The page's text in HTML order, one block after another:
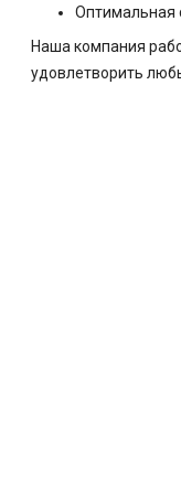
Оптимальная
Наша компания
удовлетворить